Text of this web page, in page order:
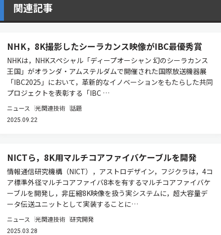
関連記事
NHK，8K撮影したシーラカンス映像がIBC最優秀賞
NHKは，NHKスペシャル「ディープオーシャン 幻のシーラカンス
王国」がオランダ・アムステルダムで開催された国際放送機器展
「IBC2025」において，革新的なイノベーションをもたらした共同
プロジェクトを表彰する「IBC …
ニュース 光関連技術 話題
2025.09.22
NICTら，8K用マルチコアファイバケーブルを開発
情報通信研究機構（NICT），アストロデザイン，フジクラは，4コ
ア標準外径マルチコアファイバ8本を有するマルチコアファイバケ
ーブルを開発し，非圧縮8K映像を扱う実システムに，超大容量デ
ータ伝送ユニットとして実装することに…
ニュース 光関連技術 研究開発
2025.03.28